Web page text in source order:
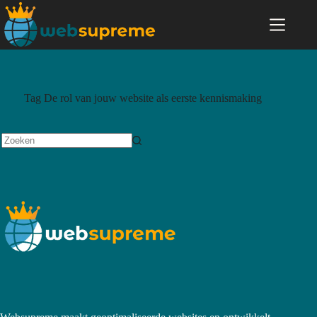
Tag De rol van jouw website als eerste kennismaking